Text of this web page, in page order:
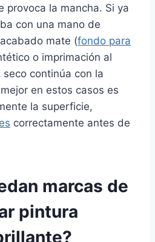
provoca la mancha. Si ya
con una mano de
mate (fondo para
o imprimación al
continúa con la
en estos casos es
la superficie,
correctamente antes de
marcas de
pintura